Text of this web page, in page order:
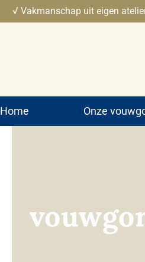
naar
√ Vakmanschap uit eigen
Home Onze